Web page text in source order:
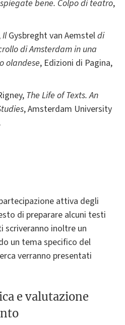
bene. Colpo di teatro,
IlGysbreght van Aemsteldi
di Amsterdam in una
olandese, Edizioni di Pagina,
The Life of Texts. An
, Amsterdam University
attiva degli
di preparare alcuni testi
scriveranno inoltre un
un tema specifico del
verranno presentati
e valutazione